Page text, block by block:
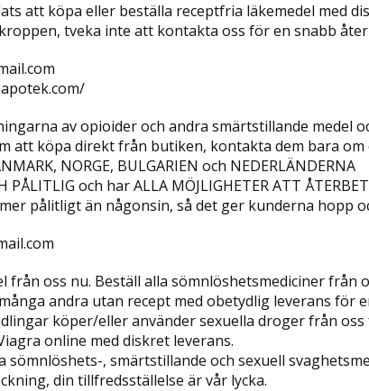
att köpa eller beställa receptfria läkemedel med
tveka inte att kontakta oss för en snabb
av opioider och andra smärtstillande medel
att köpa direkt från butiken, kontakta dem bara
NORGE, BULGARIEN och NEDERLÄNDERNA
PÅLITLIG och har ALLA MÖJLIGHETER ATT
pålitligt än någonsin, så det ger kunderna hopp
från oss nu. Beställ alla sömnlöshetsmediciner
andra utan recept med obetydlig leverans för
köper/eller använder sexuella droger från
online med diskret leverans.
sömnlöshets-, smärtstillande och sexuell
din tillfredsställelse är vår lycka.